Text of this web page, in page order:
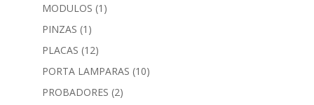
MODULOS (1)
PINZAS (1)
PLACAS (12)
PORTA LAMPARAS (10)
PROBADORES (2)